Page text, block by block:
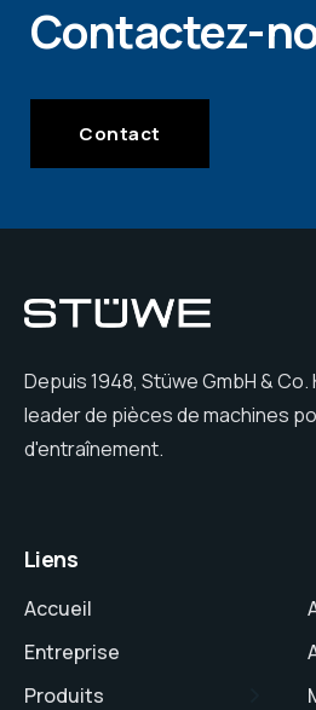
Contactez-
Contact
Depuis 1948, Stüwe GmbH &
leader de pièces de machines
d'entraînement.
Liens
Accueil
Entreprise
Produits